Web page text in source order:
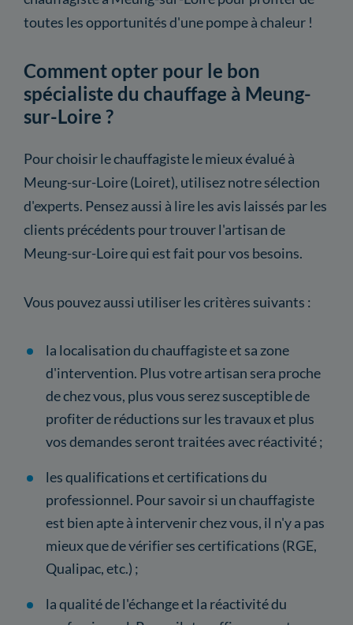
toutes les opportunités d'une pompe à chaleur !
Comment opter pour le bon
spécialiste du chauffage à Meung-
sur-Loire ?
Pour choisir le chauffagiste le mieux évalué à
Meung-sur-Loire (Loiret), utilisez notre sélection
d'experts. Pensez aussi à lire les avis laissés par les
clients précédents pour trouver l'artisan de
Meung-sur-Loire qui est fait pour vos besoins.
Vous pouvez aussi utiliser les critères suivants :
la localisation du chauffagiste et sa zone
d'intervention. Plus votre artisan sera proche
de chez vous, plus vous serez susceptible de
profiter de réductions sur les travaux et plus
vos demandes seront traitées avec réactivité ;
les qualifications et certifications du
professionnel. Pour savoir si un chauffagiste
est bien apte à intervenir chez vous, il n'y a pas
mieux que de vérifier ses certifications (RGE,
Qualipac, etc.) ;
la qualité de l'échange et la réactivité du